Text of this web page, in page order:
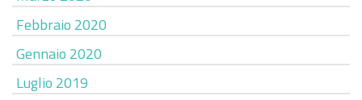
Febbraio 2020
Gennaio 2020
Luglio 2019